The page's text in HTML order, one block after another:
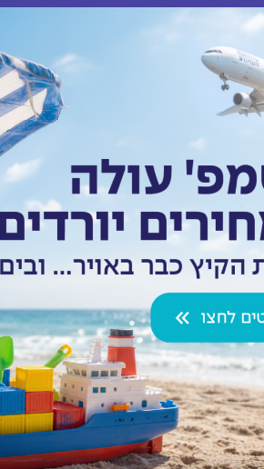
הקרובות כוללים קיצור זמני
וטיפול יעיל בהן מראש.
נהלים והתייעלות מבנית. השקעה
השינוע והרחבת השירותים
מערכות לניהול עומסים בזמן אמת,
הקמנו בקבוצת פרידנזון את המשרד
ימי ממדינות המזרח לעקבה
ברובה לשירות יבואנים
תקופה של מלחמה שגרמה לאתגרים
ללקוחות, החלנו לייבא סחורות
עם הגבלות הביטחון והאתגרים
של המעבר למשך שבועיים
חלופיים כגון מעבר גבול